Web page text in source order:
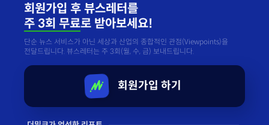
회원가입 후 뷰스레터를
주 3회 무료로 받아보세요!
단순 뉴스 서비스가 아닌 세상과 산업의 종합적인 관점(Viewpoints)을
전달드립니다. 뷰스레터는 주 3회(월, 수, 금) 보내드립니다.
회원가입 하기